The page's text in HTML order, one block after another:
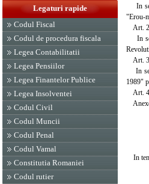
Legaturi rapide
Codul Fiscal
Codul de procedura fiscala
Legea Contabilitatii
Legea Pensiilor
Legea Finantelor Publice
Legea Insolventei
Codul Civil
Codul Muncii
Codul Penal
Codul Vamal
Constitutia Romaniei
Codul rutier
In
"Erou-
Art. 2
In
Art. 3
In
1989"
Art. 4
In